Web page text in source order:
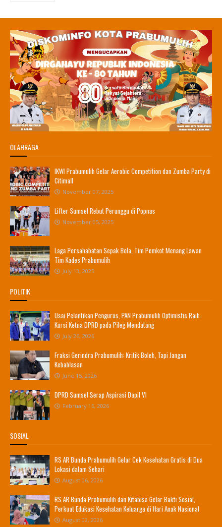
OLAHRAGA
IKWI Prabumulih Gelar Aerobic Competition dan Zumba Party di
Citimall
November 07, 2025
Lifter Sumsel Rebut Perunggu di Popnas
November 05, 2025
Laga Persahabatan Sepak Bola, Tim Pemkot Menang Lawan
Tim Kades Prabumulih
July 13, 2025
POLITIK
Usai Pelantikan Pengurus, PAN Prabumulih Optimistis Raih
Kursi Ketua DPRD pada Pileg Mendatang
July 26, 2026
Fraksi Gerindra Prabumulih: Kritik Boleh, Tapi Jangan
Kebablasan
June 15, 2026
DPRD Sumsel Serap Aspirasi Dapil VI
February 16, 2026
SOSIAL
RS AR Bunda Prabumulih Gelar Cek Kesehatan Gratis di Dua
Lokasi dalam Sehari
August 06, 2026
RS AR Bunda Prabumulih dan Kitabisa Gelar Bakti Sosial,
Perkuat Edukasi Kesehatan Keluarga di Hari Anak Nasional
August 02, 2026